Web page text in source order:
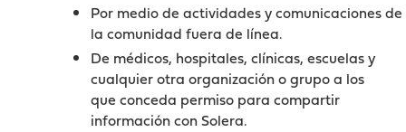
Por medio de actividades y comunicaciones de
la comunidad fuera de línea.
De médicos, hospitales, clínicas, escuelas y
cualquier otra organización o grupo a los
que conceda permiso para compartir
información con Solera.